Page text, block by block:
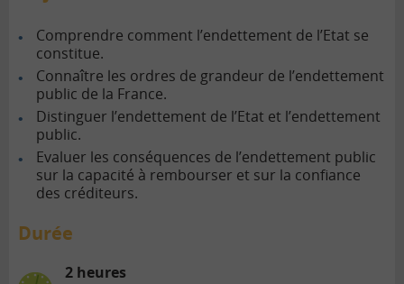
Comprendre comment l’endettement de l’Etat se
constitue.
Connaître les ordres de grandeur de l’endettement
public de la France.
Distinguer l’endettement de l’Etat et l’endettement
public.
Evaluer les conséquences de l’endettement public
sur la capacité à rembourser et sur la confiance
des créditeurs.
Durée
2 heures